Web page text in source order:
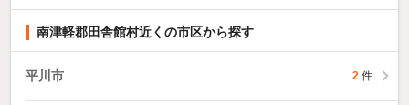
南津軽郡田舎館村近くの市区から探す
平川市 2 件